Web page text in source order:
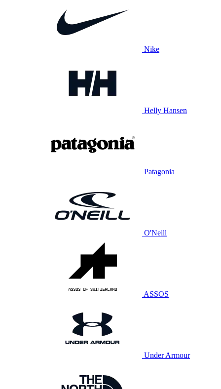
Nike
Helly Hansen
Patagonia
O'Neill
ASSOS
Under Armour